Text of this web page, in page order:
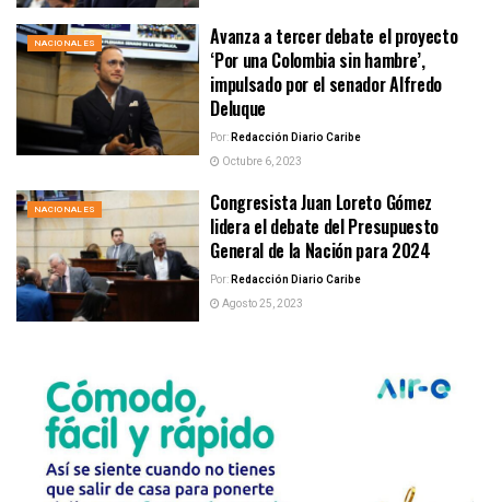
NACIONALES
Avanza a tercer debate el proyecto
‘Por una Colombia sin hambre’,
impulsado por el senador Alfredo
Deluque
Por:Redacción Diario Caribe
Octubre 6, 2023
NACIONALES
Congresista Juan Loreto Gómez
lidera el debate del Presupuesto
General de la Nación para 2024
Por:Redacción Diario Caribe
Agosto 25, 2023